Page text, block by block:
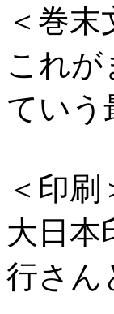
＜巻末
これが
ていう
＜印刷
大日本
行さん